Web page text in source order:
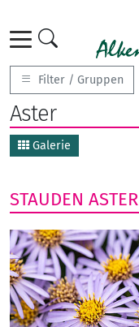
Filter / Gruppen
Aster
Galerie
STAUDEN ASTER